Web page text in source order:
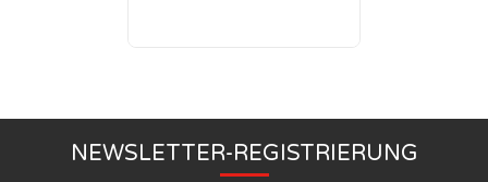
NEWSLETTER-REGISTRIERUNG